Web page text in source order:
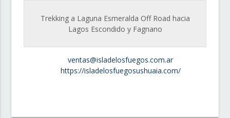
Trekking a Laguna Esmeralda Off Road hacia
Lagos Escondido y Fagnano
ventas@isladelosfuegos.com.ar
https://isladelosfuegosushuaia.com/